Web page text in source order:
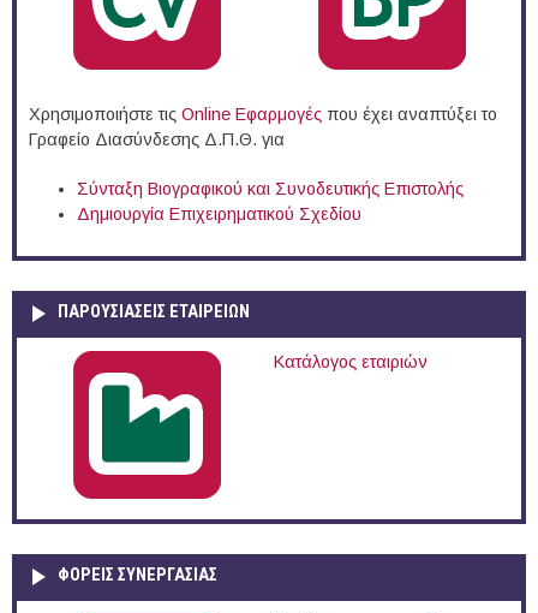
Χρησιμοποιήστε τις Online Eφαρμογές που έχει αναπτύξει το
Γραφείο Διασύνδεσης Δ.Π.Θ. για
Σύνταξη Βιογραφικού και Συνοδευτικής Επιστολής
Δημιουργία Επιχειρηματικού Σχεδίου
ΠΑΡΟΥΣΙΆΣΕΙΣ ΕΤΑΙΡΕΙΏΝ
Κατάλογος εταιριών
ΦΟΡΕΙΣ ΣΥΝΕΡΓΑΣΙΑΣ